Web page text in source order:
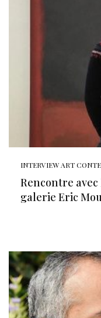
INTERVIEW ART
Rencontre
galerie Eric